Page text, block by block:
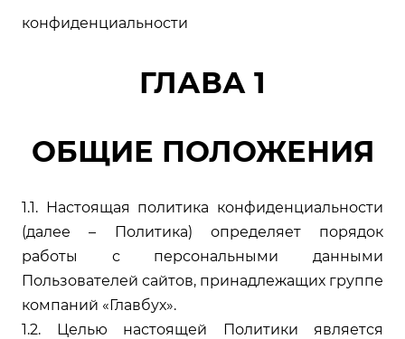
конфиденциальности
ГЛАВА 1
ОБЩИЕ ПОЛОЖЕНИЯ
1.1. Настоящая политика конфиденциальности
(далее – Политика) определяет порядок
работы с персональными данными
Пользователей сайтов, принадлежащих группе
компаний «Главбух».
1.2. Целью настоящей Политики является